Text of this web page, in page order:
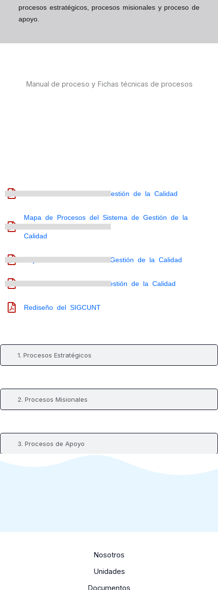
procesos estratégicos, procesos misionales y proceso de
apoyo.
Manual de proceso y Fichas técnicas de procesos
1. Procesos Estratégicos
2. Procesos Misionales
3. Procesos de Apoyo
Alcance del Sistema de Gestión de la Calidad
Mapa de Procesos del Sistema de Gestión de la
Calidad
Objetivos del Sistema de Gestión de la Calidad
Política del Sistema de Gestión de la Calidad
Rediseño del SIGCUNT
Nosotros
Unidades
Documentos